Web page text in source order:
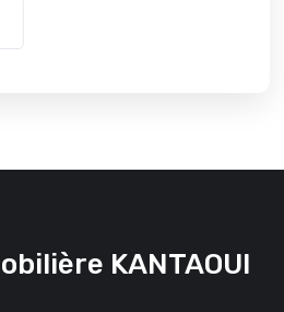
KANTAOUI